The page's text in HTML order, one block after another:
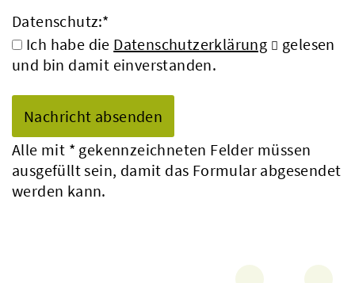
Datenschutz:*
Ich habe die Datenschutzerklärung
gelesen
und bin damit einverstanden.
Alle mit * gekennzeichneten Felder müssen
ausgefüllt sein, damit das Formular abgesendet
werden kann.